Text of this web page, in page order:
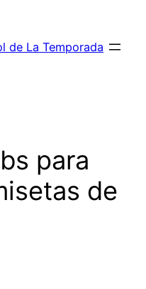
de La Temporada
para
de